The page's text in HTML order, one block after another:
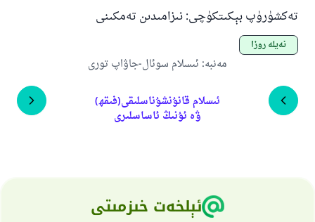
تەكشۈرۈپ بېكىتكۈچى: نىزامىدىن تەمكىنى
نەپلە روزا
مەنبە: ئىسلام سوئال-جاۋاپ تورى
ئىسلام قانۇنشۇناسلىقى(فىقھ)
ۋە ئۇنىڭ ئاساسلىرى
ئېلخەت خىزمىتى